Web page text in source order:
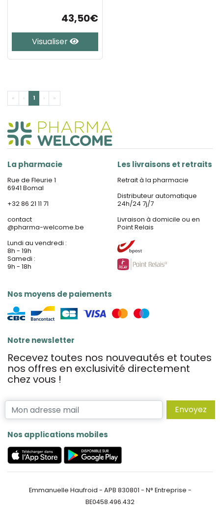
43,50€
Visualiser
« ‹ 1 › »
La pharmacie
Rue de Fleurie 1
6941 Bomal
+32 86 21 11 71
contact
@pharma-welcome.be
Lundi au vendredi :
8h - 19h
Samedi :
9h - 18h
Nos moyens de paiements
Les livraisons et retraits
Retrait à la pharmacie
Distributeur automatique
24h/24 7j/7
Livraison à domicile ou en
Point Relais
Notre newsletter
Recevez toutes nos nouveautés et toutes
nos offres en exclusivité directement
chez vous !
Envoyez
Nos applications mobiles
Emmanuelle Haufroid - APB 830801 - N° Entreprise -
BE0458.496.432